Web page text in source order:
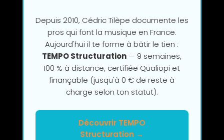
Depuis 2010, Cédric Tilèpe documente les
pros qui font la musique en France.
Aujourd'hui il te forme à bâtir le tien :
TEMPO Structuration — 9 semaines,
100 % à distance, certifiée Qualiopi et
finançable (jusqu'à 0 € de reste à
charge selon ton statut).
Découvrir TEMPO
Structuration →